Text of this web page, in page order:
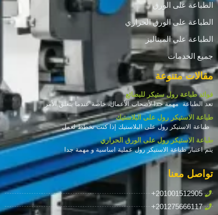
الطباعة على الورق
الطباعة على الورق الحراري
الطباعة علي الميتاليز
جميع الخدمات
مقالات متنوعة
فوائد طباعة رول ستيكر للبضائع
تعد الطباعة مهمة جدا لأصحاب الأعمال، خاصة عندما يتعلق الأمر
طباعة الاستيكر رول على البلاستيك
طباعة الاستيكر رول على البلاستيك إذا كنت تخطط لعمل
طباعة الاستيكر رول على الورق الحراري
يتم اعتبار طباعة الاستيكر رول عملية اساسية و مهمة جدا
تواصل معنا
+201001512905
+201275666117